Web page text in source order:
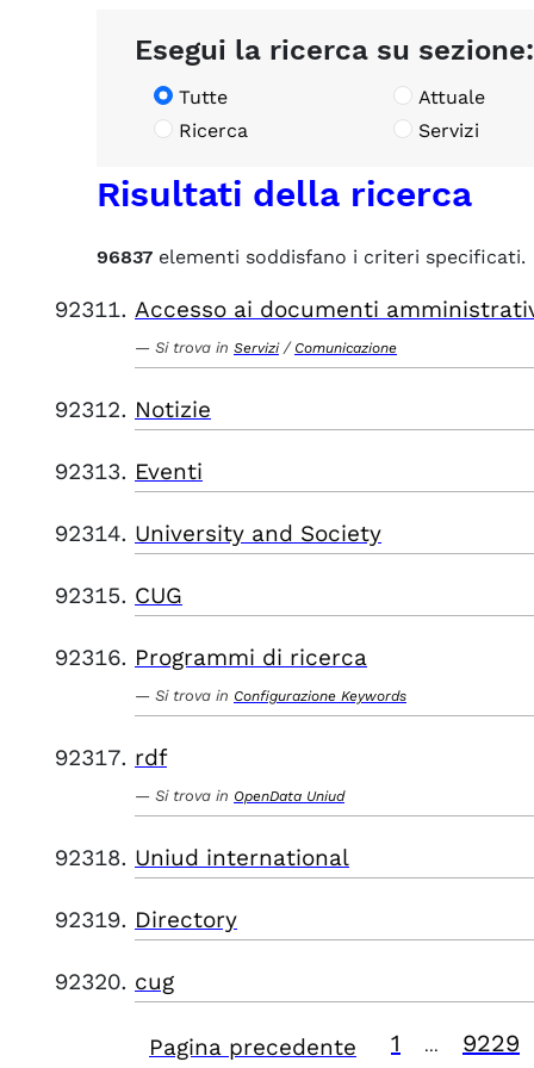
Esegui la ricerca su sezione:
Tutte
Attuale
Ricerca
Servizi
Risultati della ricerca
96837 elementi soddisfano i criteri specificati.
Accesso ai documenti
Si trova in Servizi / Comunicazione
Notizie
Eventi
University and Society
CUG
Programmi di ricerca
Si trova in Configurazione Keywords
rdf
Si trova in OpenData Uniud
Uniud international
Directory
cug
Pagina precedente 1 9229